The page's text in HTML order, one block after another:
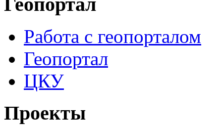
Работа с геопорталом
Геопортал
ЦКУ
Проекты